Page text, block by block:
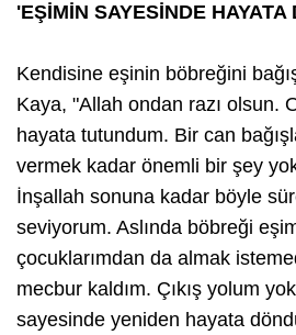
'EŞİMİN SAYESİNDE HAYATA
Kendisine eşinin böbreğini
Kaya, "Allah ondan razı olsun.
hayata tutundum. Bir can
vermek kadar önemli bir şey
İnşallah sonuna kadar böyle
seviyorum. Aslında böbreği
çocuklarımdan da almak
mecbur kaldım. Çıkış yolum
sayesinde yeniden hayata